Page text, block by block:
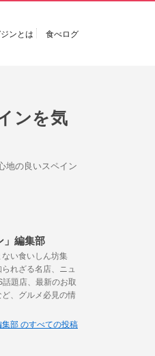
ンとは 食べログ
ンを気
地の良いスペイン
」編集部
い食いしん坊集
れざる名店、ニュ
題店、最新のお取
、グルメ必見の情
集部 のすべての投稿